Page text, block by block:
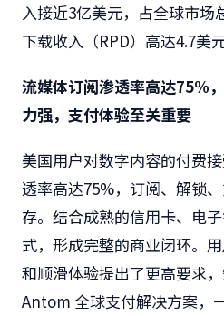
入接近3亿美元，占全球市场
下载收入（RPD）高达4.7美元
流媒体订阅渗透率高达75%
力强，支付体验至关重要
美国用户对数字内容的付费
透率高达75%，订阅、解锁
存。结合成熟的信用卡、电
式，形成完整的商业闭环。
和顺滑体验提出了更高要求
Antom 全球支付解决方案，